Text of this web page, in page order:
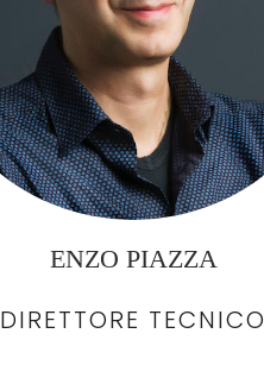
ENZO PIAZZA
DIRETTORE TECNICO